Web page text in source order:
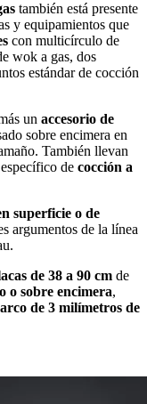
también está presente
y equipamientos que
con multicírculo de
wok a gas, dos
estándar de cocción
un accesorio de
sobre encimera en
También llevan
de cocción a
superficie o de
argumentos de la línea
de 38 a 90 cm de
o sobre encimera,
de 3 milímetros de